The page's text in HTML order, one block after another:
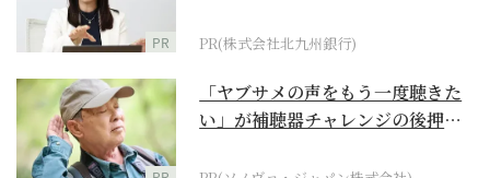
PR PR(株式会社北九州銀行)
「ヤブサメの声をもう一度聴きた
い」が補聴器チャレンジの後押し